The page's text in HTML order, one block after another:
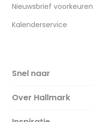
Nieuwsbrief voorkeuren
Kalenderservice
Snel naar
Over Hallmark